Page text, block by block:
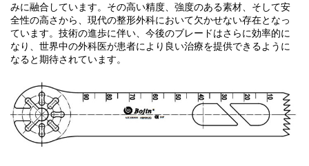
みに融合しています。その高い精度、強度のある素材、そして安
全性の高さから、現代の整形外科において欠かせない存在となっ
ています。技術の進歩に伴い、今後のブレードはさらに効率的に
なり、世界中の外科医が患者により良い治療を提供できるように
なると期待されています。